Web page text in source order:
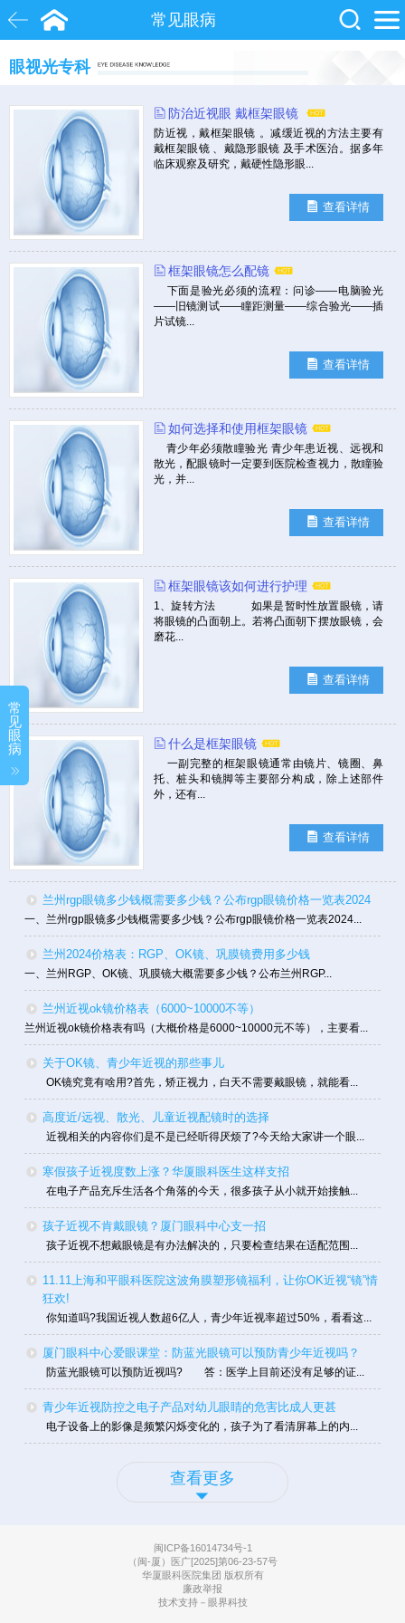
常见眼病
院士 眼底病 糖尿病
眼视光专科
防治近视眼 戴框架眼镜
防近视，戴框架眼镜 。减缓近视的方法主要有
戴框架眼镜 、戴隐形眼镜 及手术医治。据多年
临床观察及研究，戴硬性隐形眼...
查看详情
框架眼镜怎么配镜
下面是验光必须的流程：问诊——电脑验光
——旧镜测试——瞳距测量——综合验光——插
片试镜...
查看详情
如何选择和使用框架眼镜
青少年必须散瞳验光 青少年患近视、远视和
散光，配眼镜时一定要到医院检查视力，散瞳验
光，并...
查看详情
框架眼镜该如何进行护理
1、旋转方法 如果是暂时性放置眼镜，请
将眼镜的凸面朝上。若将凸面朝下摆放眼镜，会
磨花...
查看详情
什么是框架眼镜
一副完整的框架眼镜通常由镜片、镜圈、鼻
托、桩头和镜脚等主要部分构成，除上述部件
外，还有...
查看详情
兰州rgp眼镜多少钱概需要多少钱？公布rgp眼镜价格一览表2024
一、兰州rgp眼镜多少钱概需要多少钱？公布rgp眼镜价格一览表2024...
兰州2024价格表：RGP、OK镜、巩膜镜费用多少钱
一、兰州RGP、OK镜、巩膜镜大概需要多少钱？公布兰州RGP...
兰州近视ok镜价格表（6000~10000不等）
兰州近视ok镜价格表有吗（大概价格是6000~10000元不等），主要看...
关于OK镜、青少年近视的那些事儿
OK镜究竟有啥用?首先，矫正视力，白天不需要戴眼镜，就能看...
高度近/远视、散光、儿童近视配镜时的选择
近视相关的内容你们是不是已经听得厌烦了?今天给大家讲一个眼...
寒假孩子近视度数上涨？华厦眼科医生这样支招
在电子产品充斥生活各个角落的今天，很多孩子从小就开始接触...
孩子近视不肯戴眼镜？厦门眼科中心支一招
孩子近视不想戴眼镜是有办法解决的，只要检查结果在适配范围...
11.11上海和平眼科医院这波角膜塑形镜福利，让你OK近视“镜”情
狂欢!
你知道吗?我国近视人数超6亿人，青少年近视率超过50%，看看这...
厦门眼科中心爱眼课堂：防蓝光眼镜可以预防青少年近视吗？
防蓝光眼镜可以预防近视吗? 答：医学上目前还没有足够的证...
青少年近视防控之电子产品对幼儿眼睛的危害比成人更甚
电子设备上的影像是频繁闪烁变化的，孩子为了看清屏幕上的内...
查看更多
常
见
眼
病
闽ICP备16014734号-1
（闽-厦）医广[2025]第06-23-57号
华厦眼科医院集团 版权所有
廉政举报
技术支持－眼界科技